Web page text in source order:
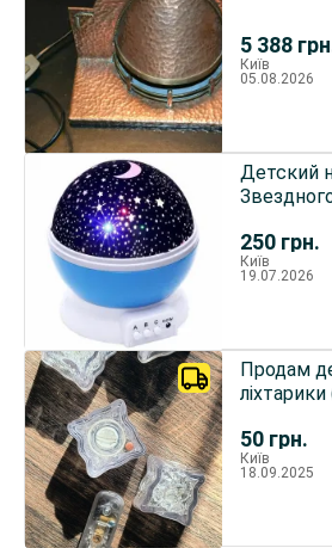
5 388
Київ
05.08.2026
250 грн.
Детский
Київ
19.07.2026
50 грн.
Продам
ліхтарики
Київ
18.09.2025